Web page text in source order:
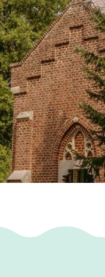
1733,
In 1989 werd
door
mijn